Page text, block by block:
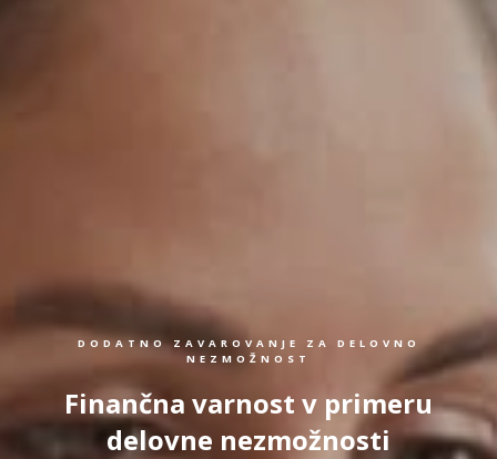
DODATNO ZAVAROVANJE ZA DELOVNO
NEZMOŽNOST
Finančna varnost v primeru
delovne nezmožnosti